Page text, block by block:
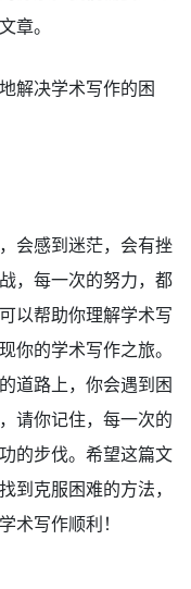
章。
解决学术写作的困
会感到迷茫，会有挫
，每一次的努力，都
以帮助你理解学术写
你的学术写作之旅。
道路上，你会遇到困
请你记住，每一次的
的步伐。希望这篇文
到克服困难的方法，
术写作顺利！